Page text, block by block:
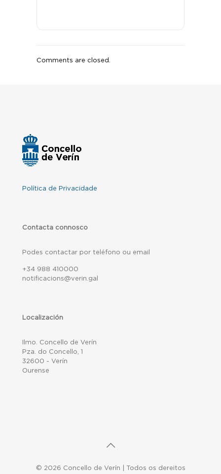
Comments are closed.
Política de Privacidade
Contacta connosco
Podes contactar por teléfono ou email
+34 988 410000
notificacions@verin.gal
Localización
Ilmo. Concello de Verín
Pza. do Concello, 1
32600 - Verín
Ourense
© 2026 Concello de Verín | Todos os dereitos